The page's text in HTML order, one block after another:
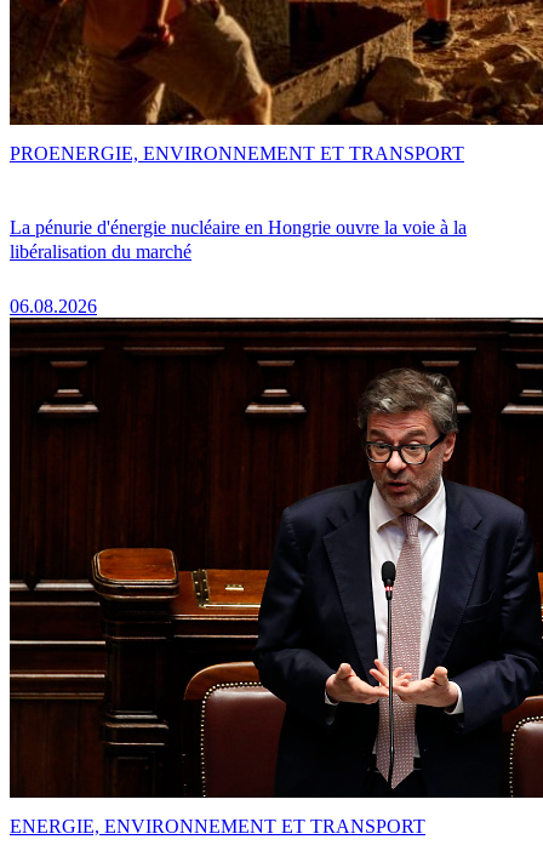
La pénurie d'énergie nucléaire en Hongrie ouvre la voie à la
libéralisation du marché
06.08.2026
PROENERGIE, ENVIRONNEMENT ET TRANSPORT
ENERGIE, ENVIRONNEMENT ET TRANSPORT